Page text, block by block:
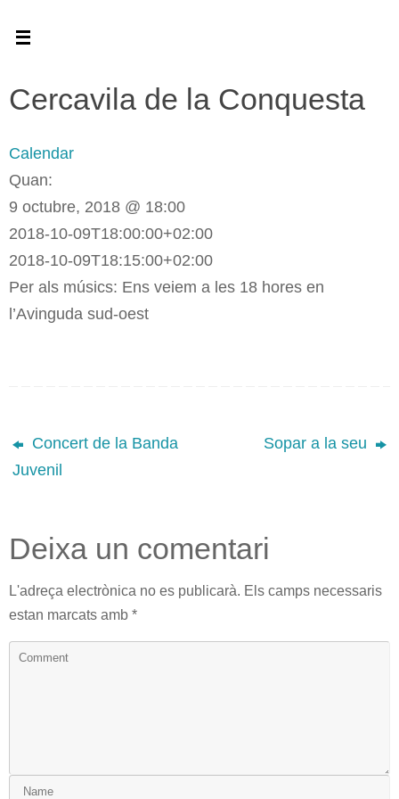
Cercavila de la Conquesta
Calendar
Quan:
9 octubre, 2018 @ 18:00
2018-10-09T18:00:00+02:00
2018-10-09T18:15:00+02:00
Per als músics: Ens veiem a les 18 hores en
l’Avinguda sud-oest
Concert de la Banda
Juvenil
Sopar a la seu
Deixa un comentari
L'adreça electrònica no es publicarà. Els camps necessaris
estan marcats amb *